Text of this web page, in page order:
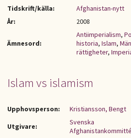
Tidskrift/källa:
Afghanistan-nytt
År:
2008
Ämnesord:
Antiimperialism,
historia, Islam,
rättigheter,
Islam vs islamism
Upphovsperson:
Kristiansson, Bengt
Utgivare:
Svenska